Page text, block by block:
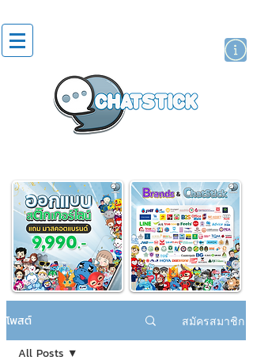
โพสต์ สมัครสมาชิก
All Posts